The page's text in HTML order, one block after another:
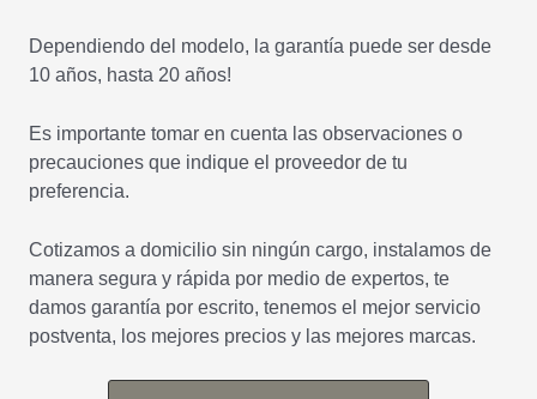
Dependiendo del modelo, la garantía puede ser desde
10 años, hasta 20 años!
Es importante tomar en cuenta las observaciones o
precauciones que indique el proveedor de tu
preferencia.
Cotizamos a domicilio sin ningún cargo, instalamos de
manera segura y rápida por medio de expertos, te
damos garantía por escrito, tenemos el mejor servicio
postventa, los mejores precios y las mejores marcas.